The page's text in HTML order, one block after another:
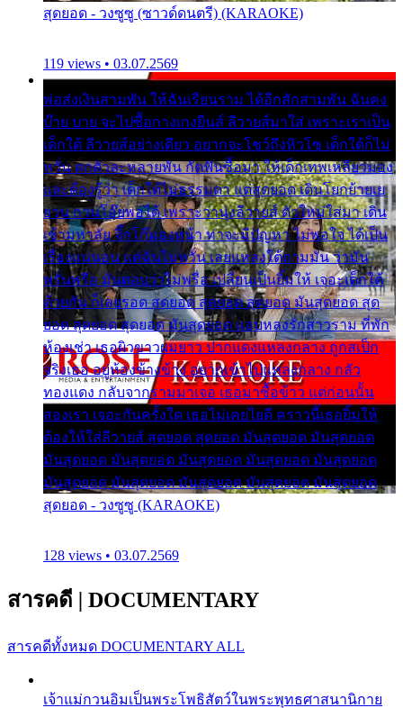
สุดยอด - วงซูซู (ซาวด์ดนตรี) (KARAOKE)
119 views • 03.07.2569
พ่อส่งเงินสามพัน ให้ฉันเรียนราม ได้อีกสักสามพัน ฉันคง
บ๊าย บาย จะไปซื้อกางเกงยีนส์ ลีวายส์มาใส่ เพราะเราเป็น
เด็กใต้ ลีวายส์อย่างเดียว อยากจะโชว์ถึงหิวโซ เด็กใต้ก็ไม่
หวั่น ตกตัวละหลายพัน กัดฟันซื้อมา ให้เด็กเทพเหลียวมอง
และต้องรู้ว่า เด็กใต้ไม่ธรรมดา แต่สุดยอด เดินโยกย้ายเย
ยวน กวนโอ๊ยพอได้ เพราะว่านุ่งลีวายส์ ตัวใหม่ใส่มา เดิน
เข้ามหาลัย จิ๊กโก๊มองหน้า ท่าจะมีปัญหา ไม่พอใจ ได้เป็น
เรื่องแน่นอน แต่ฉันไม่หวั่น เลยแหลงใต้ถามมัน ว่ามัน
พรั่นพรือ มันตอบว่าไม่พรื่อ เปลี่ยนเป็นยิ้มให้ เจอะเด็กใต้
ด้วยกัน ก็เลยรอด สุดยอด สุดยอด สุดยอด มันสุดยอด สุด
ยอด สุดยอด สุดยอด มันสุดยอด แอบหลงรักสาวราม ที่พัก
ห้องเช่า เธอผิวขาวผมยาว ปากแดงแหลงกลาง ถูกสเป็ก
จริงเธอ อยู่ห้องข้างข้าง อยากเข้าไปแหลงกลาง กลัว
ทองแดง กลับจากรามมาเจอ เธอมาซื้อข้าว แต่ก่อนนั้น
สองเรา เจอะกันครั้งใด เธอไม่เคยไยดี คราวนี้เธอยิ้มให้
ต้องให้ใส่ลีวายส์ สุดยอด สุดยอด มันสุดยอด มันสุดยอด
มันสุดยอด มันสุดยอด มันสุดยอด มันสุดยอด มันสุดยอด
มันสุดยอด มันสุดยอด มันสุดยอด มันสุดยอด มันสุดยอด
สุดยอด - วงซูซู (KARAOKE)
128 views • 03.07.2569
สารคดี | DOCUMENTARY
สารคดีทั้งหมด DOCUMENTARY ALL
เจ้าแม่กวนอิมเป็นพระโพธิสัตว์ในพระพุทธศาสนานิกาย